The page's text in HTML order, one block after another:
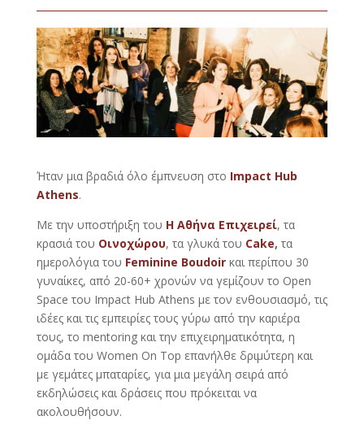
Ήταν μια βραδιά όλο έμπνευση στο Impact Hub
Athens.
Με την υποστήριξη του Η Αθήνα Επιχειρεί, τα
κρασιά του Οινοχώρου, τα γλυκά του Cake, τα
ημερολόγια του Feminine Boudoirκαι περίπου 30
γυναίκες, από 20-60+ χρονών να γεμίζουν το Open
Space του Impact Hub Athens με τον ενθουσιασμό, τις
ιδέες και τις εμπειρίες τους γύρω από την καριέρα
τους, το mentoring και την επιχειρηματικότητα, η
ομάδα του Women On Top επανήλθε δριμύτερη και
με γεμάτες μπαταρίες, για μια μεγάλη σειρά από
εκδηλώσεις και δράσεις που πρόκειται να
ακολουθήσουν.